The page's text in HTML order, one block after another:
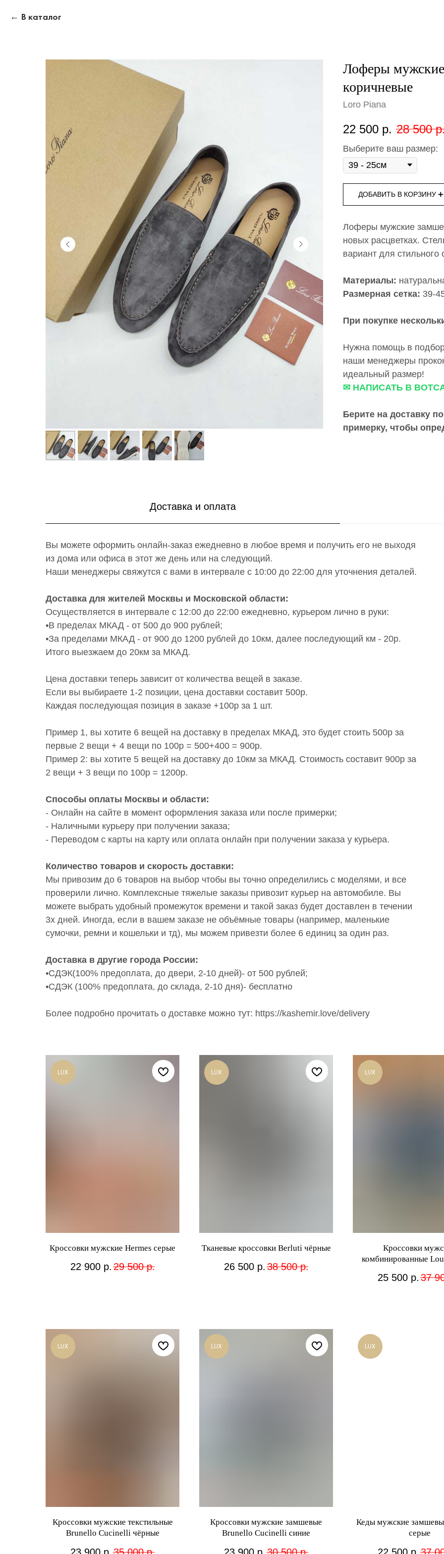
В каталог
Лоферы
коричневые
Loro Piana
22 500 р. 28 500
Выберите ваш размер:
ДОБАВИТЬ В КОРЗИНУ ➕
Лоферы мужские
новых расцветках.
вариант для стильного
Материалы:
Размерная сетка: 39-
При покупке
Нужна помощь в
наши менеджеры
идеальный размер!
✉ НАПИСАТЬ В
Берите на доставку
примерку, чтобы
Доставка и оплата
Вы можете оформить онлайн-заказ ежедневно в любое время и получить его не выходя
из дома или офиса в этот же день или на следующий.
Наши менеджеры свяжутся с вами в интервале с 10:00 до 22:00 для уточнения деталей.
Доставка для жителей Москвы и Московской области:
Осуществляется в интервале с 12:00 до 22:00 ежедневно, курьером лично в руки:
•В пределах МКАД - от 500 до 900 рублей;
•За пределами МКАД - от 900 до 1200 рублей до 10км, далее последующий км - 20р.
Итого выезжаем до 20км за МКАД.
Цена доставки теперь зависит от количества вещей в заказе.
Если вы выбираете 1-2 позиции, цена доставки составит 500р.
Каждая последующая позиция в заказе +100р за 1 шт.
Пример 1, вы хотите 6 вещей на доставку в пределах МКАД, это будет стоить 500р за
первые 2 вещи + 4 вещи по 100р = 500+400 = 900р.
Пример 2: вы хотите 5 вещей на доставку до 10км за МКАД. Стоимость составит 900р за
2 вещи + 3 вещи по 100р = 1200р.
Способы оплаты Москвы и области:
- Онлайн на сайте в момент оформления заказа или после примерки;
- Наличными курьеру при получении заказа;
- Переводом с карты на карту или оплата онлайн при получении заказа у курьера.
Количество товаров и скорость доставки:
Мы привозим до 6 товаров на выбор чтобы вы точно определились с моделями, и все
проверили лично. Комплексные тяжелые заказы привозит курьер на автомобиле. Вы
можете выбрать удобный промежуток времени и такой заказ будет доставлен в течении
3х дней. Иногда, если в вашем заказе не объёмные товары (например, маленькие
сумочки, ремни и кошельки и тд), мы можем привезти более 6 единиц за один раз.
Доставка в другие города России:
•СДЭК(100% предоплата, до двери, 2-10 дней)- от 500 рублей;
•СДЭК (100% предоплата, до склада, 2-10 дня)- бесплатно
Более подробно прочитать о доставке можно тут: https://kashemir.love/delivery
LUX
Кроссовки мужские Hermes серые
22 900 р. 29 500 р.
LUX
Тканевые кроссовки Berluti чёрные
26 500 р. 38 500 р.
LUX
Кроссовки
комбинированные
25 500 р. 37
LUX
Кроссовки мужские текстильные
Brunello Cucinelli чёрные
LUX
Кроссовки мужские замшевые
Brunello Cucinelli синие
LUX
Кеды мужские
серые